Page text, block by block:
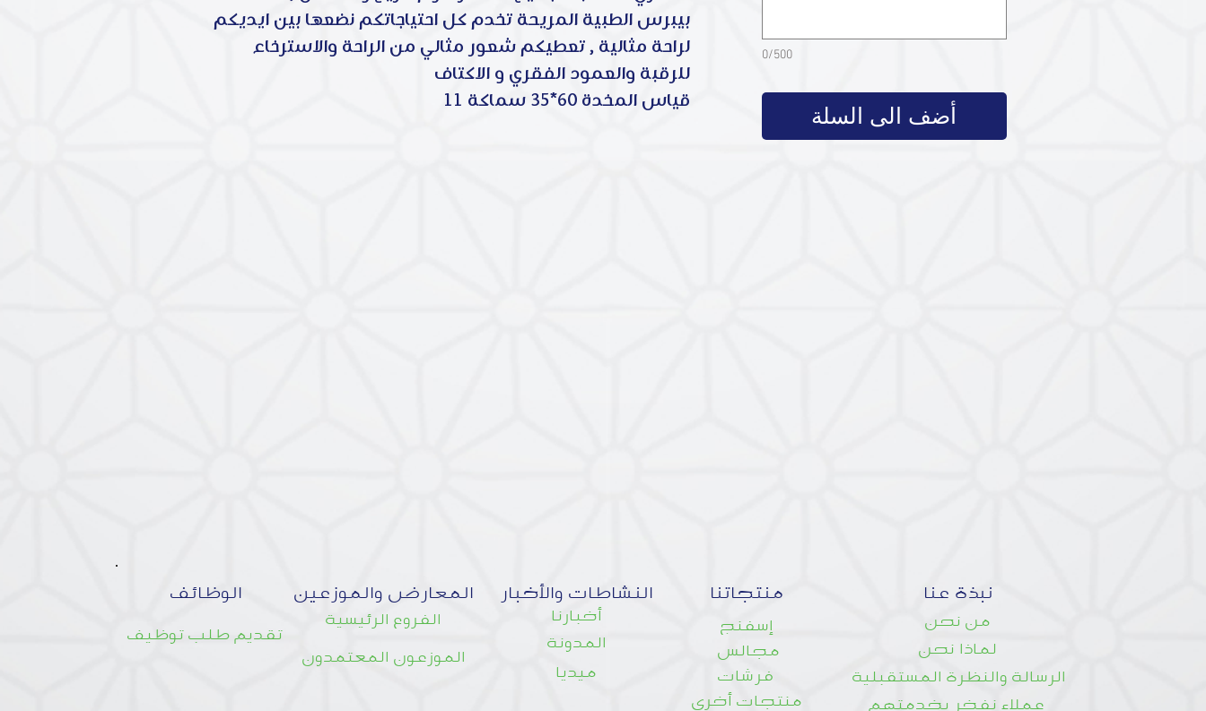
بيبرس الطبية المريحة تخدم كل احتياجاتكم نضعها بين ايديكم
لراحة مثالية , تعطيكم شعور مثالي من الراحة والاسترخاء
للرقبة والعمود الفقري و الاكتاف
قياس المخدة 60*35 سماكة 11
0/500
أضف الى السلة
الوظائف
تقديم طلب توظيف
المعارض والموزعين
الفروع الرئيسية
الموزعون المعتمدون
النشاطات والأخبار
أخبارنا
المدونة
ميديا
منتجاتنا
إسفنج
مجالس
فرشات
منتجات أخرى
نبذة عنا
من نحن
لماذا نحن
الرسالة والنظرة المستقبلية
عملاء نفخر بخدمتهم